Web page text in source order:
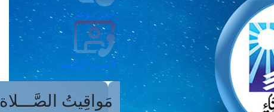
حجز موعد
الفتوى الهاتفية
مَواقِيتُ الصَّـــلاة